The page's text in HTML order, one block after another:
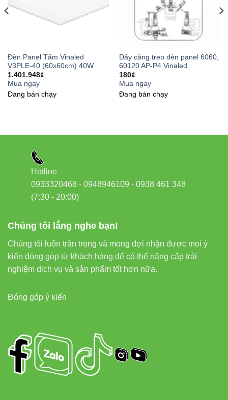
Đèn Panel Tấm Vinaled
V3PLE-40 (60x60cm) 40W
1.401.948₫
Mua ngay
Đang bán chạy
Dây căng treo đèn panel 6060,
60120 AP-P4 Vinaled
180₫
Mua ngay
Đang bán chạy
Chúng tôi lắng nghe bạn!
Chúng tôi luôn trân trọng và mong đợi nhận được mọi ý
kiến đóng góp từ khách hàng để có thể nâng cấp trải
nghiệm dịch vụ và sản phẩm tốt hơn nữa.
Đóng góp ý kiến
Hotline
0933320468 - 0948946109 - 0938 461 348
(7:30 - 20:00)